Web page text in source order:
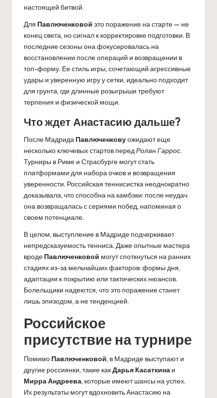
настоящей битвой.
Для Павлюченковой это поражение на старте — не
конец света, но сигнал к корректировке подготовки. В
последние сезоны она фокусировалась на
восстановлении после операций и возвращении в
топ-форму. Ее стиль игры, сочетающий агрессивные
удары и уверенную игру у сетки, идеально подходит
для грунта, где длинные розыгрыши требуют
терпения и физической мощи.
Что ждет Анастасию дальше?
После Мадрида Павлюченковуожидают еще
несколько ключевых стартов передРолан Гаррос.
Турниры в Риме и Страсбурге могут стать
платформами для набора очков и возвращения
уверенности. Российская теннисистка неоднократно
доказывала, что способна на камбэки: после неудач
она возвращалась с сериями побед, напоминая о
своем потенциале.
В целом, выступление в Мадриде подчеркивает
непредсказуемость тенниса. Даже опытные мастера
вроде Павлюченковой могут споткнуться на ранних
стадиях из-за мельчайших факторов: формы дня,
адаптации к покрытию или тактических нюансов.
Болельщики надеются, что это поражение станет
лишь эпизодом, а не тенденцией.
Российское
присутствие на турнире
Помимо Павлюченковой, в Мадриде выступают и
другие россиянки, такие какДарья Касаткина и
Мирра Андреева, которые имеют шансы на успех.
Их результаты могут вдохновить Анастасию на